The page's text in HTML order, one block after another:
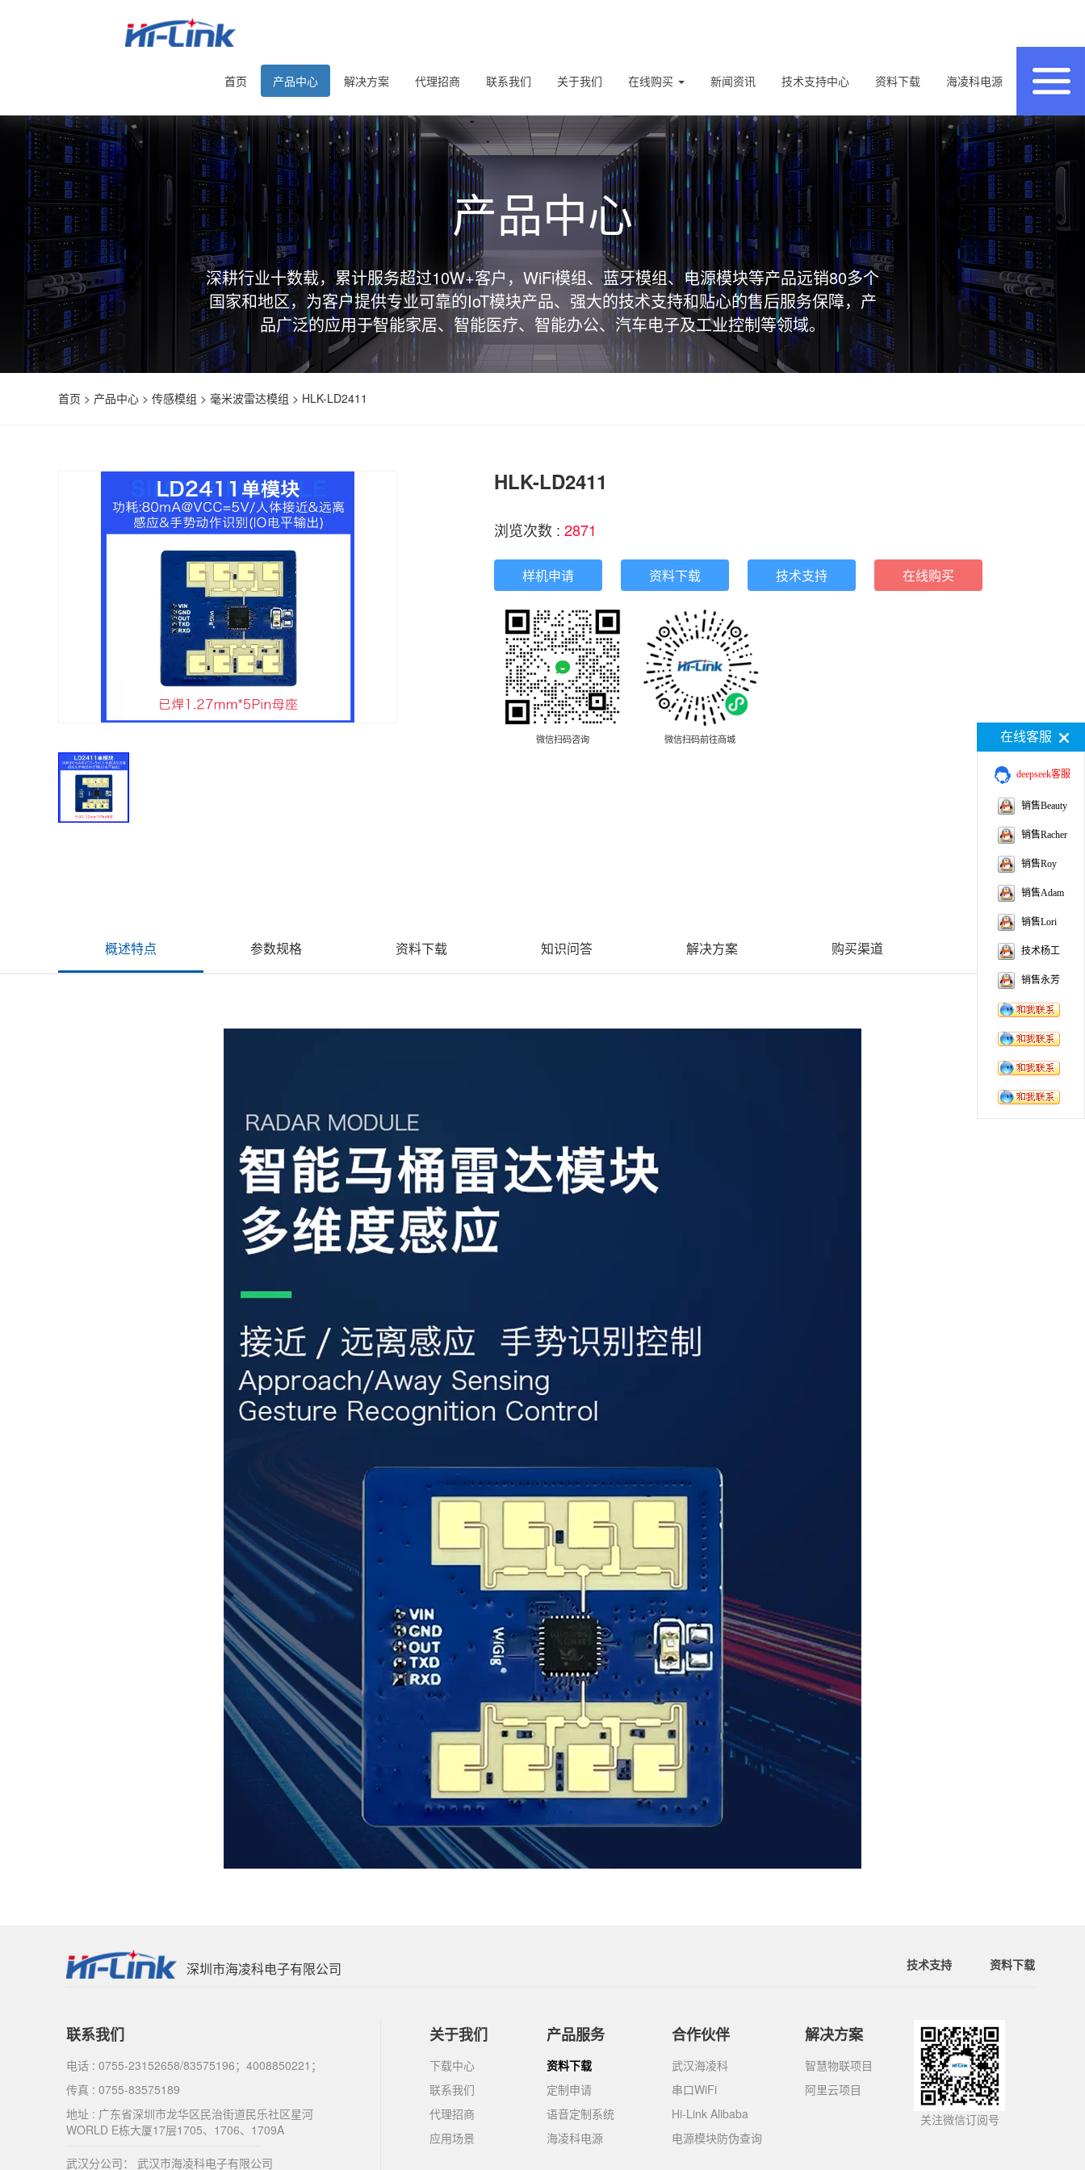
首页 产品中心 解决方案 代理招商 联系我们 关于我们 在线购买 新闻资讯 技术支持中心 资料下载 海凌科电源
产品中心
深耕行业十数载，累计服务超过10W+客户，WiFi模组、蓝牙模组、电源模块等产品远销80多个
国家和地区，为客户提供专业可靠的IoT模块产品、强大的技术支持和贴心的售后服务保障，产
品广泛的应用于智能家居、智能医疗、智能办公、汽车电子及工业控制等领域。
首页 > 产品中心 > 传感模组 > 毫米波雷达模组 > HLK-LD2411
HLK-LD2411
浏览次数 : 2871
样机申请 资料下载 技术支持 在线购买
微信扫码咨询 微信扫码前往商城
概述特点 参数规格 资料下载 知识问答 解决方案 购买渠道
深圳市海凌科电子有限公司 技术支持 资料下载
联系我们
电话 : 0755-23152658/83575196；4008850221；
传真 : 0755-83575189
地址 : 广东省深圳市龙华区民治街道民乐社区星河
WORLD E栋大厦17层1705、1706、1709A
武汉分公司： 武汉市海凌科电子有限公司
关于我们
下载中心
联系我们
代理招商
应用场景
产品服务
资料下载
定制申请
语音定制系统
海凌科电源
合作伙伴
武汉海凌科
串口WiFi
Hi-Link Alibaba
电源模块防伪查询
解决方案
智慧物联项目
阿里云项目
关注微信订阅号
在线客服
deepseek客服
销售Beauty
销售Racher
销售Roy
销售Adam
销售Lori
技术杨工
销售永芳